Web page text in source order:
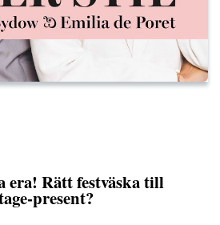
era! Rätt festväska till
present?